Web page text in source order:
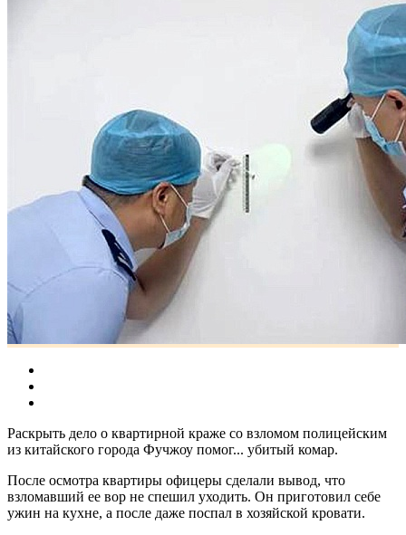
Раскрыть дело о квартирной краже со взломом полицейским
из китайского города Фучжоу помог... убитый комар.
После осмотра квартиры офицеры сделали вывод, что
взломавший ее вор не спешил уходить. Он приготовил себе
ужин на кухне, а после даже поспал в хозяйской кровати.